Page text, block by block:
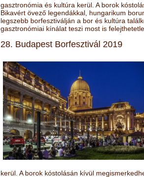
gasztronómia és kultúra kerül. A borok
Bikavért övező legendákkal, hungarikum
legszebb borfesztiválján a bor és kultúra
gasztronómiai kínálat teszi most is
28. Budapest Borfesztivál 2019
kerül. A borok kóstolásán kívül